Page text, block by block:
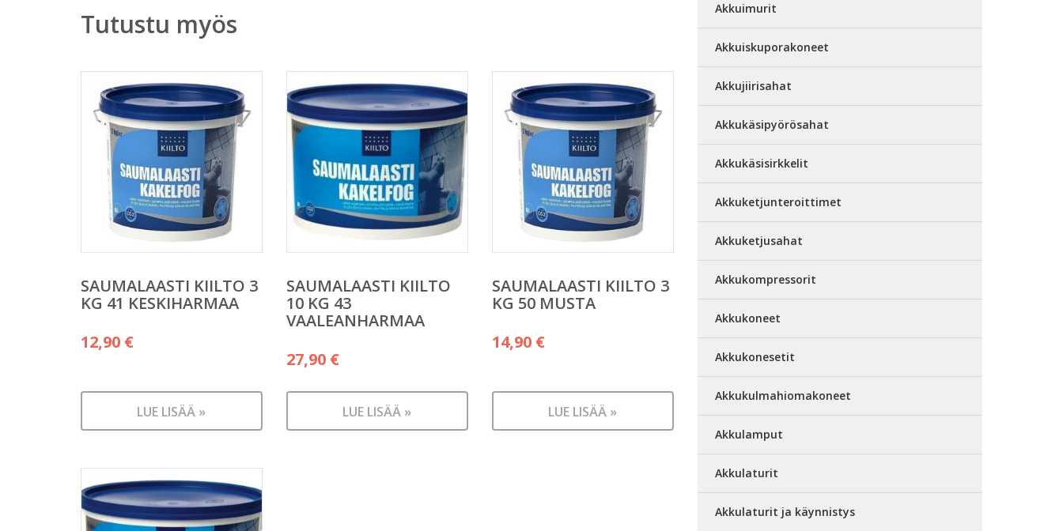
Tutustu myös
SAUMALAASTI KIILTO 3
KG 41 KESKIHARMAA
12,90 €
LUE LISÄÄ »
SAUMALAASTI KIILTO
10 KG 43
VAALEANHARMAA
27,90 €
LUE LISÄÄ »
SAUMALAASTI KIILTO 3
KG 50 MUSTA
14,90 €
LUE LISÄÄ »
Akkuimurit
Akkuiskuporakoneet
Akkujiirisahat
Akkukäsipyörösahat
Akkukäsisirkkelit
Akkuketjunteroittimet
Akkuketjusahat
Akkukompressorit
Akkukoneet
Akkukonesetit
Akkukulmahiomakoneet
Akkulamput
Akkulaturit
Akkulaturit ja käynnistys